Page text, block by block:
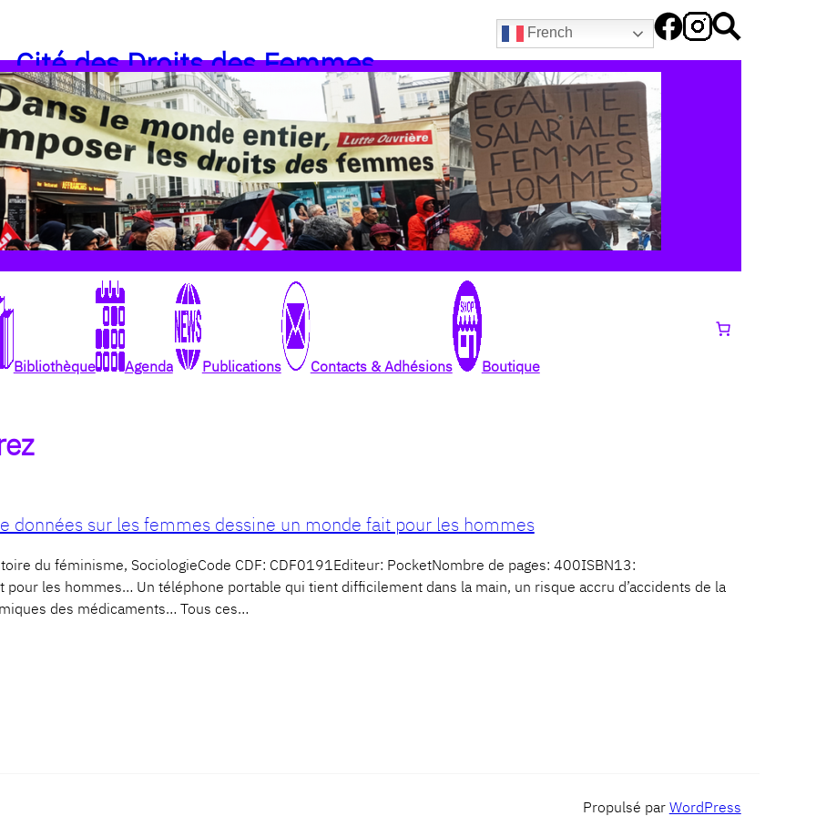
French
Cité des Droits des Femmes
Bibliothèque Agenda Publications Contacts & Adhésions Boutique
données sur les femmes dessine un monde fait pour les hommes
du féminisme, SociologieCode CDF: CDF0191Editeur: PocketNombre de pages: 400ISBN13:
les hommes… Un téléphone portable qui tient difficilement dans la main, un risque accru d’accidents de la
des médicaments… Tous ces…
Propulsé par WordPress